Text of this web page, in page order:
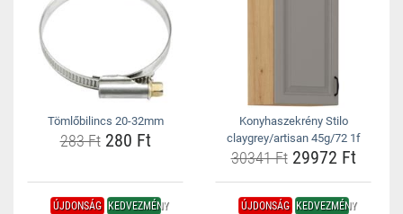
Tömlőbilincs 20-32mm
283 Ft280 Ft
Konyhaszekrény Stilo
claygrey/artisan 45g/72 1f
30341 Ft29972 Ft
ÚJDONSÁG KEDVEZMÉNY ÚJDONSÁG KEDVEZMÉNY